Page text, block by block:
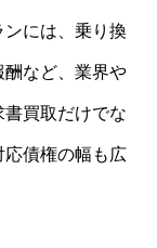
には、乗り換
酬など、業界や
買取だけでな
応債権の幅も広